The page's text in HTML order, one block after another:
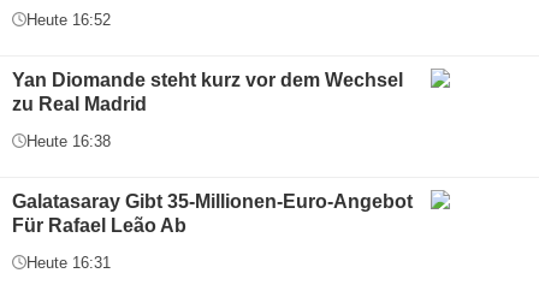
Heute 16:52
Yan Diomande steht kurz vor dem Wechsel
zu Real Madrid
Heute 16:38
Galatasaray Gibt 35-Millionen-Euro-Angebot
Für Rafael Leão Ab
Heute 16:31